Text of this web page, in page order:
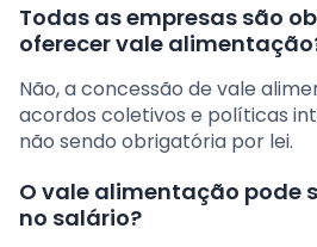
Todas as empresas são
oferecer vale
Não, a concessão de vale
acordos coletivos e políticas
não sendo obrigatória por lei.
O vale alimentação pode
no salário?